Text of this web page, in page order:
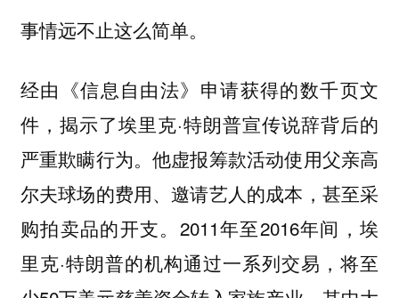
事情远不止这么简单。
经由《信息自由法》申请获得的数千页文
件，揭示了埃里克·特朗普宣传说辞背后的
严重欺瞒行为。他虚报筹款活动使用父亲高
尔夫球场的费用、邀请艺人的成本，甚至采
购拍卖品的开支。2011年至2016年间，埃
里克·特朗普的机构通过一系列交易，将至